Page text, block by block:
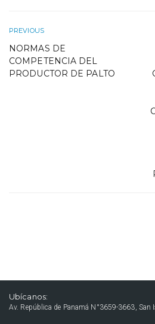
PREVIOUS
NORMAS DE
COMPETENCIA DEL
PRODUCTOR DE PALTO
Ubícanos:
Av. República de Panamá N°3659-3663, San